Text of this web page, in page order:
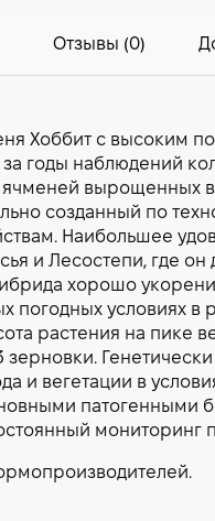
Отзывы (0)
Хоббит с высоким
за годы наблюдений
вырощенных в
созданный по
Наибольшее
и Лесостепи, где
хорошо
погодных условиях в
растения на пике
и вегетации в
патогенными
мониторинг